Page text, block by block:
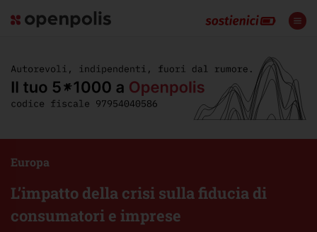
L’impatto della crisi sulla fiducia di
consumatori e imprese
Europa